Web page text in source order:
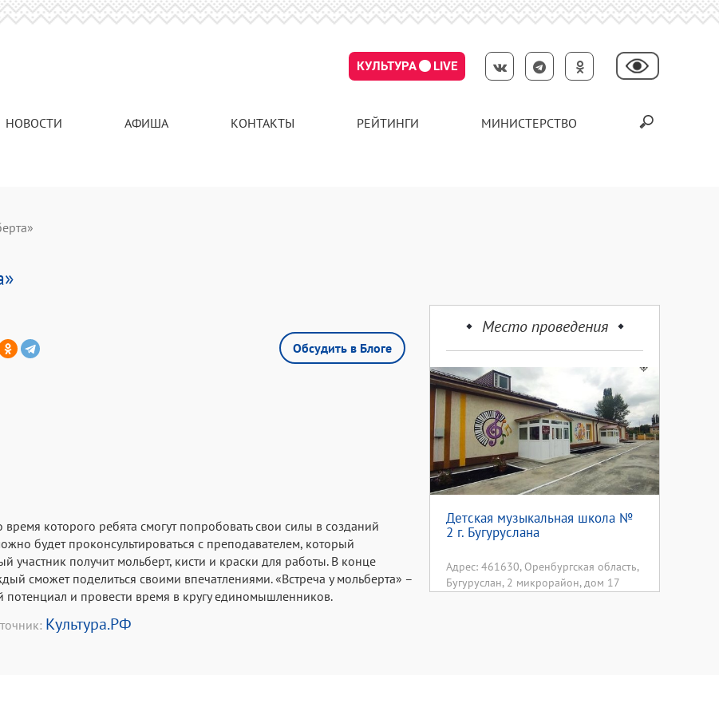
КУЛЬТУРА LIVE
НОВОСТИ АФИША КОНТАКТЫ РЕЙТИНГИ МИНИСТЕРСТВО
Обсудить в Блоге
время которого ребята смогут попробовать свои силы в созданий
будет проконсультироваться с преподавателем, который
участник получит мольберт, кисти и краски для работы. В конце
сможет поделиться своими впечатлениями. «Встреча у мольберта» –
потенциал и провести время в кругу единомышленников.
Культура.РФ
Место проведения
Детская музыкальная школа №
2 г. Бугуруслана
Адрес: 461630, Оренбургская область,
Бугуруслан, 2 микрорайон, дом 17